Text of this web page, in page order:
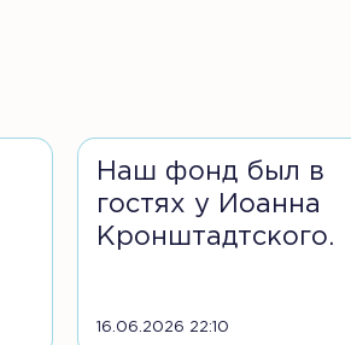
Наш фонд был в
гостях у Иоанна
Кронштадтского.
16.06.2026 22:10